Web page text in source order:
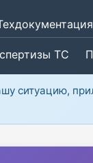
ТС
ситуацию,